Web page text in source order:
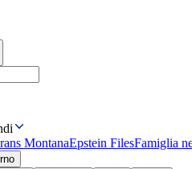
MontanaEpstein FilesFamiglia